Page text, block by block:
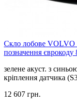
Скло лобове VOLVO
позначення
зелене акуст. з
кріплення датчика
12 607 грн.